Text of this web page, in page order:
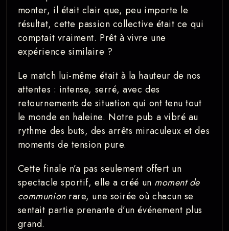
monter, il était clair que, peu importe le
résultat, cette passion collective était ce qui
comptait vraiment. Prêt à vivre une
expérience similaire ?
Le match lui-même était à la hauteur de nos
attentes : intense, serré, avec des
retournements de situation qui ont tenu tout
le monde en haleine. Notre pub a vibré au
rythme des buts, des arrêts miraculeux et des
moments de tension pure.
Cette finale n’a pas seulement offert un
spectacle sportif, elle a créé un moment de
communionrare, une soirée où chacun se
sentait partie prenante d’un événement plus
grand.